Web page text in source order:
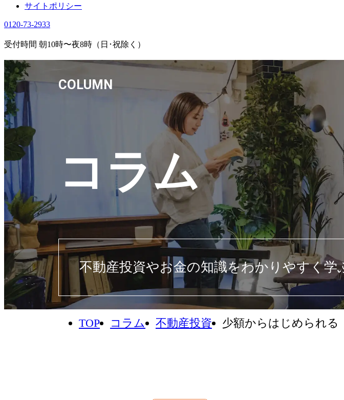
サイトポリシー
0120-73-2933
受付時間 朝10時〜夜8時（日･祝除く）
COLUMN
コラム
不動産投資やお金の知識をわかりやすく学
TOP コラム 不動産投資 少額からはじめられる